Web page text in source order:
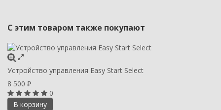
С этим товаром также покупают
Устройство управления Easy Start Select
8 500 ₽
0
В корзину